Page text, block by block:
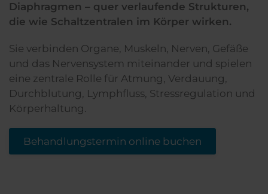
Diaphragmen – quer verlaufende Strukturen,
die wie Schaltzentralen im Körper wirken.
Sie verbinden Organe, Muskeln, Nerven, Gefäße
und das Nervensystem miteinander und spielen
eine zentrale Rolle für Atmung, Verdauung,
Durchblutung, Lymphfluss, Stressregulation und
Körperhaltung.
Behandlungstermin online buchen